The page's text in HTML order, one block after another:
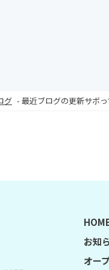
グ - 最近ブログの更新サボっ
お知
オー